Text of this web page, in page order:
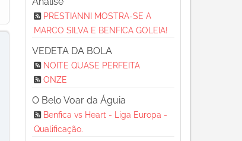
PRESTIANNI MOSTRA-SE A
MARCO SILVA E BENFICA GOLEIA!
VEDETA DA BOLA
NOITE QUASE PERFEITA
ONZE
O Belo Voar da Águia
Benfica vs Heart - Liga Europa -
Qualificação.